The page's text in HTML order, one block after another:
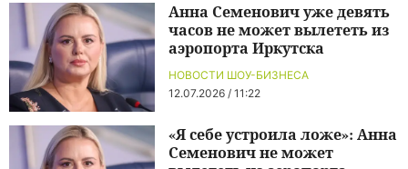
НОВОСТИ ШОУ-БИЗНЕСА
12.07.2026 / 11:22
Анна Семенович уже девять
часов не может вылететь из
аэропорта Иркутска
«Я себе устроила ложе»: Анна
Семенович не может